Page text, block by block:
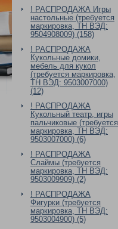
! РАСПРОДАЖА Игры
настольные (требуется
маркировка, ТН ВЭД:
9504908009) (158)
! РАСПРОДАЖА
Кукольные домики,
мебель для кукол
(требуется маркировка,
ТН ВЭД: 9503007000)
(12)
! РАСПРОДАЖА
Кукольный театр, игры
пальчиковые (требуется
маркировка, ТН ВЭД:
9503007000) (6)
! РАСПРОДАЖА
Слаймы (требуется
маркировка, ТН ВЭД:
9503009909) (2)
! РАСПРОДАЖА
Фигурки (требуется
маркировка, ТН ВЭД:
9503004900) (5)